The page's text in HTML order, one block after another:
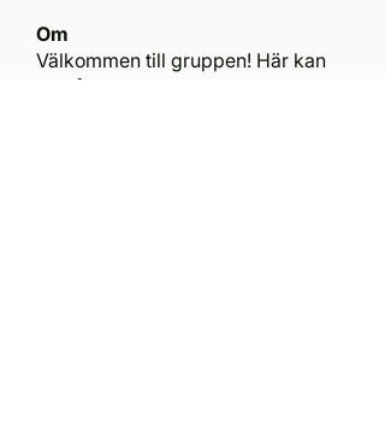
Om
Välkommen till gruppen! Här kan
du hålla kontakten med andra